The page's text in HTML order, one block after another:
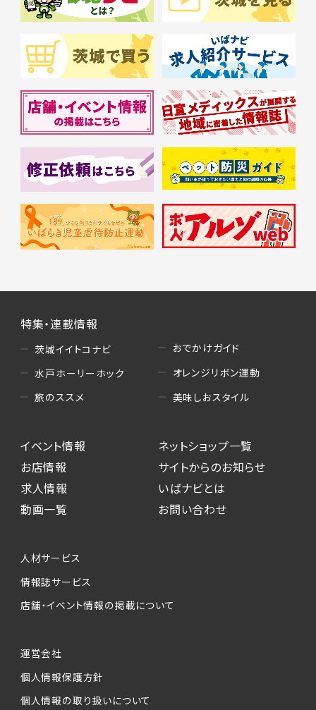
特集・連載情報
茨城イイトコナビ
水戸ホーリーホック
旅のススメ
おでかけガイド
オレンジリボン運動
美味しおスタイル
イベント情報
お店情報
求人情報
動画一覧
ネットショップ一覧
サイトからのお知らせ
いばナビとは
お問い合わせ
人材サービス
情報誌サービス
店舗・イベント情報の掲載について
運営会社
個人情報保護方針
個人情報の取り扱いについて